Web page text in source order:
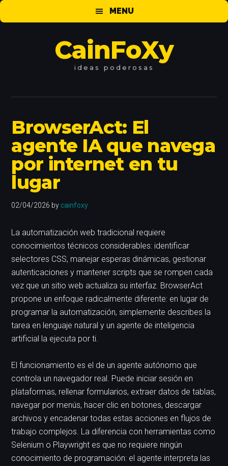
Saltar
al
Saltar
a
Saltar
al
MENU
CainFoXy
BrowserAct: El
agente IA que navega
por internet en tu
lugar
02/04/2026 by cainfoxy
La automatización web tradicional requiere
conocimientos técnicos considerables: identificar
selectores CSS, manejar esperas dinámicas, gestionar
autenticaciones y mantener scripts que se rompen cada
vez que un sitio web actualiza su interfaz. BrowserAct
propone un enfoque radicalmente diferente: en lugar de
programar la automatización, simplemente describes la
tarea en lenguaje natural y un agente de inteligencia
artificial la ejecuta por ti.
El funcionamiento es el de un agente autónomo que
controla un navegador real. Puede iniciar sesión en
plataformas, rellenar formularios, extraer datos de tablas,
navegar por menús, hacer clic en botones, descargar
archivos y encadenar todas estas acciones en flujos de
trabajo complejos. La diferencia con herramientas como
Selenium o Playwright es que no requiere ningún
conocimiento de programación: el agente interpreta las